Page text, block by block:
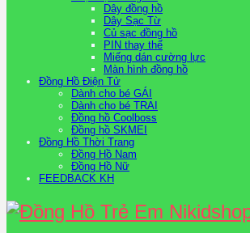
Dây đồng hồ
Dây Sạc Từ
Củ sạc đồng hồ
PIN thay thế
Miếng dán cường lực
Màn hình đồng hồ
Đồng Hồ Điện Tử
Dành cho bé GÁI
Dành cho bé TRAI
Đồng hồ Coolboss
Đồng hồ SKMEI
Đồng Hồ Thời Trang
Đồng Hồ Nam
Đồng Hồ Nữ
FEEDBACK KH